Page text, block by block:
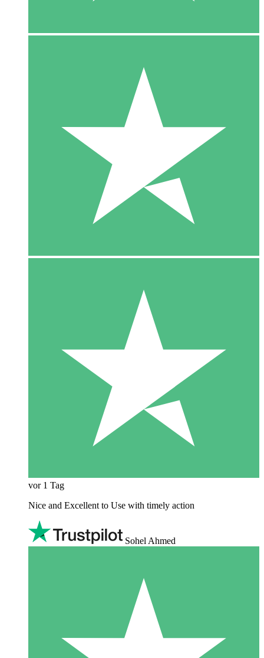
vor 1 Tag
Nice and Excellent to Use with timely action
Sohel Ahmed